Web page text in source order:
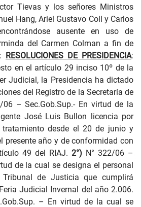
Tievas y los señores Ministros
Hang, Ariel Gustavo Coll y Carlos
ausente en uso de
del Carmen Colman a fin de
: RESOLUCIONES DE PRESIDENCIA:
en el artículo 29 inciso 10º de la
Judicial, la Presidencia ha dictado
del Registro de la Secretaría de
06 – Sec.Gob.Sup.- En virtud de la
José Luis Bullon licencia por
tratamiento desde el 20 de junio y
presente año y de conformidad con
49 del RIAJ. 2°) N° 322/06 –
de la cual se designa el personal
Tribunal de Justicia que cumplirá
Judicial Invernal del año 2.006.
– En virtud de la cual se